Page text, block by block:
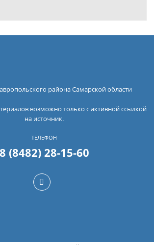
района Самарской области
возможно только с активной ссылкой
на источник.
ТЕЛЕФОН
8 (8482) 28-15-60